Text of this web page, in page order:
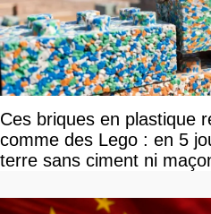
Ces briques en plastique
comme des Lego : en 5
terre sans ciment ni